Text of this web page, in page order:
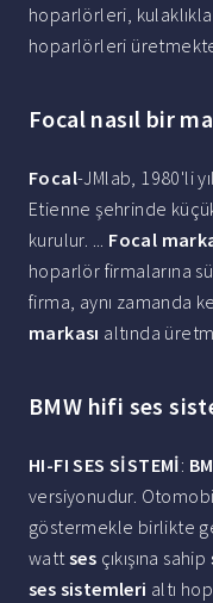
hoparlörleri,
hoparlörleri
Focal nasıl bir
Focal-JMlab, 1980'li
Etienne şehrinde
kurulur. ... Focal
hoparlör firmalarına
firma, aynı zamanda
markası altında
BMW hifi ses
HI-FI SES SİSTEMİ:
versiyonudur.
göstermekle birlikte
wattses çıkışına sahip
ses sistemleri altı